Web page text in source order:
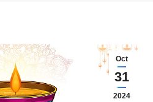
Oct
31
2024